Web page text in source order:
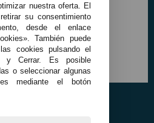
nuestra oferta. El
su consentimiento
desde el enlace
También puede
cookies pulsando el
y Cerrar. Es posible
o seleccionar algunas
mediante el botón